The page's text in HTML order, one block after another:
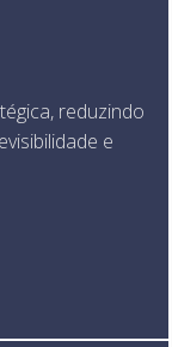
reduzindo
e